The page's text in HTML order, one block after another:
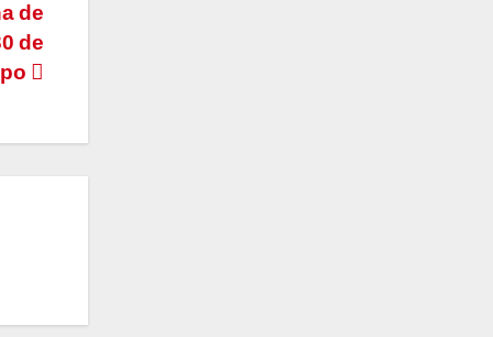
de
de